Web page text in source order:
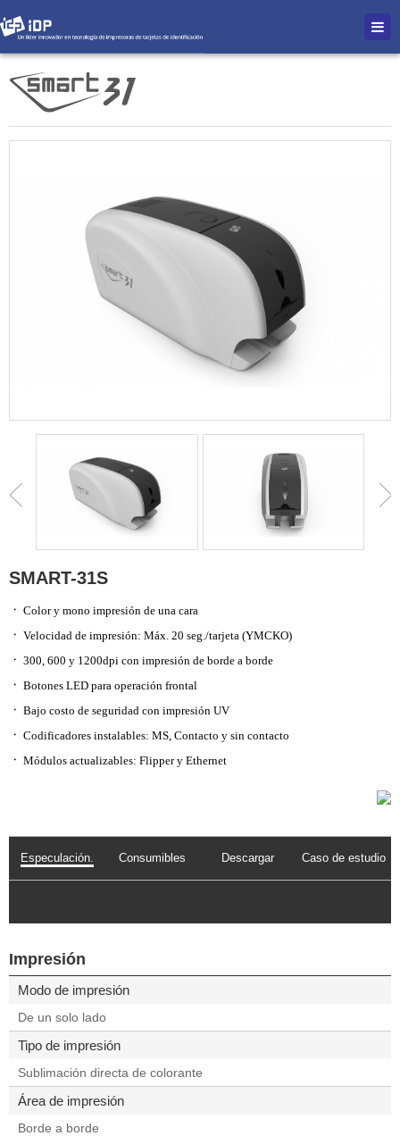
SMART-31S
ㆍ Color y mono impresión de una cara
ㆍ Velocidad de impresión: Máx. 20 seg./tarjeta (YMCKO)
ㆍ 300, 600 y 1200dpi con impresión de borde a borde
ㆍ Botones LED para operación frontal
ㆍ Bajo costo de seguridad con impresión UV
ㆍ Codificadores instalables: MS, Contacto y sin contacto
ㆍ Módulos actualizables: Flipper y Ethernet
Especulación. Consumibles Descargar Caso de estudio
Impresión
Modo de impresión
De un solo lado
Tipo de impresión
Sublimación directa de colorante
Área de impresión
Borde a borde